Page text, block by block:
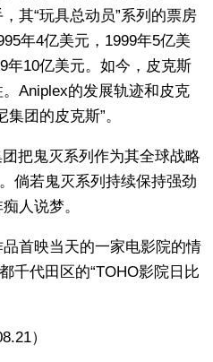
其“玩具总动员”系列的票房
年4亿美元，1999年5亿美
年10亿美元。如今，皮克斯
Aniplex的发展轨迹和皮克
团的皮克斯”。
把鬼灭系列作为其全球战略
倘若鬼灭系列持续保持强劲
人说梦。
首映当天的一家电影院的情
千代田区的“TOHO影院日比
）